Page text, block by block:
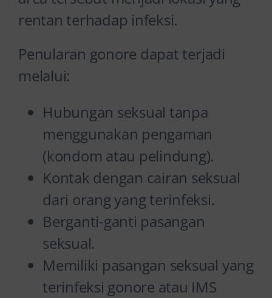
rentan terhadap infeksi.
Penularan gonore dapat terjadi
melalui:
Hubungan seksual tanpa
menggunakan pengaman
(kondom atau pelindung).
Kontak dengan cairan seksual
dari orang yang terinfeksi.
Berganti-ganti pasangan
seksual.
Memiliki pasangan seksual yang
terinfeksi gonore atau IMS